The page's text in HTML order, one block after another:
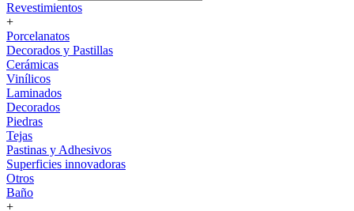
Revestimientos
+
Porcelanatos
Decorados y Pastillas
Cerámicas
Vinílicos
Laminados
Decorados
Piedras
Tejas
Pastinas y Adhesivos
Superficies innovadoras
Otros
Baño
+